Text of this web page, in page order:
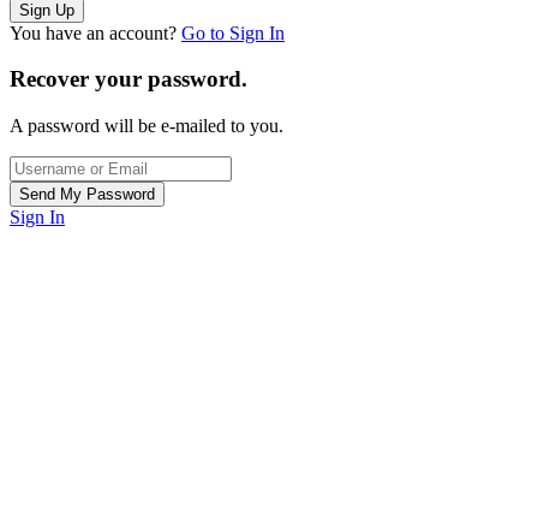
You have an account? Go to Sign In
Recover your password.
A password will be e-mailed to you.
Sign In